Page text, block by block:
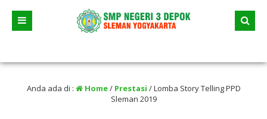
Anda ada di : Home/ Prestasi /Lomba Story Telling PPD
Sleman 2019